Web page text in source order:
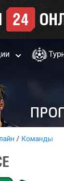
Команды